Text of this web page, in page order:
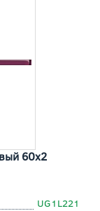
60x2
UG1L221